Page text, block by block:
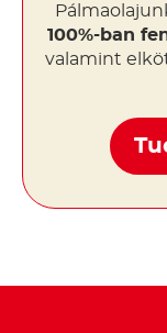
100%-ban
valamint